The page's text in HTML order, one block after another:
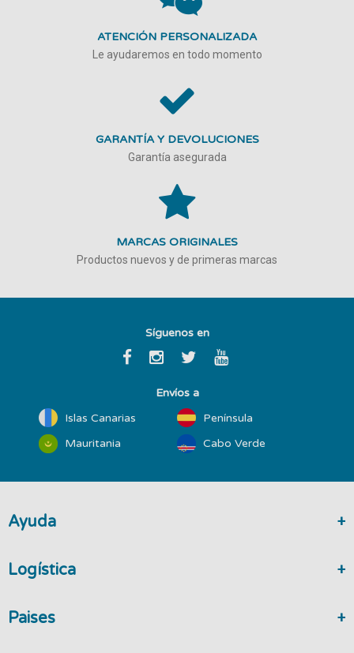
ATENCIÓN PERSONALIZADA
Le ayudaremos en todo momento
GARANTÍA Y DEVOLUCIONES
Garantía asegurada
MARCAS ORIGINALES
Productos nuevos y de primeras marcas
Síguenos en
Envíos a
Islas Canarias
Península
Mauritania
Cabo Verde
Ayuda
Logística
Paises